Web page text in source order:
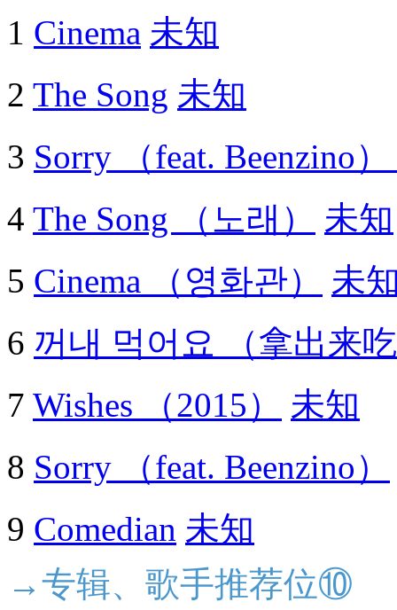
1 Cinema 未知
2 The Song 未知
3 Sorry （feat. Beenzino
4 The Song （노래）
未知
5 Cinema （영화관）
未
6 꺼내 먹어요 （拿出来
7 Wishes （2015）
未知
8 Sorry （feat. Beenzino）
9 Comedian 未知
→专辑、歌手推荐位⑩